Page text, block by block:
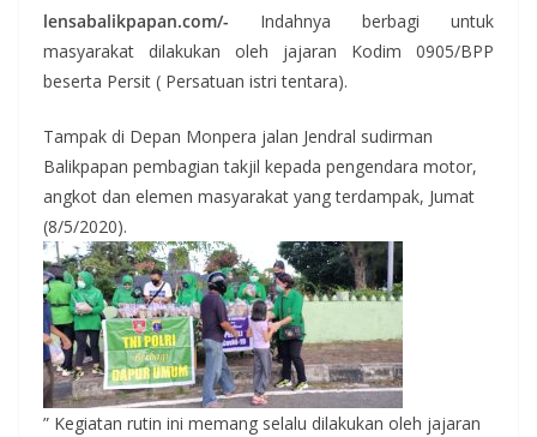
lensabalikpapan.com/- Indahnya berbagi untuk
masyarakat dilakukan oleh jajaran Kodim 0905/BPP
beserta Persit ( Persatuan istri tentara).
Tampak di Depan Monpera jalan Jendral sudirman
Balikpapan pembagian takjil kepada pengendara motor,
angkot dan elemen masyarakat yang terdampak, Jumat
(8/5/2020).
” Kegiatan rutin ini memang selalu dilakukan oleh jajaran